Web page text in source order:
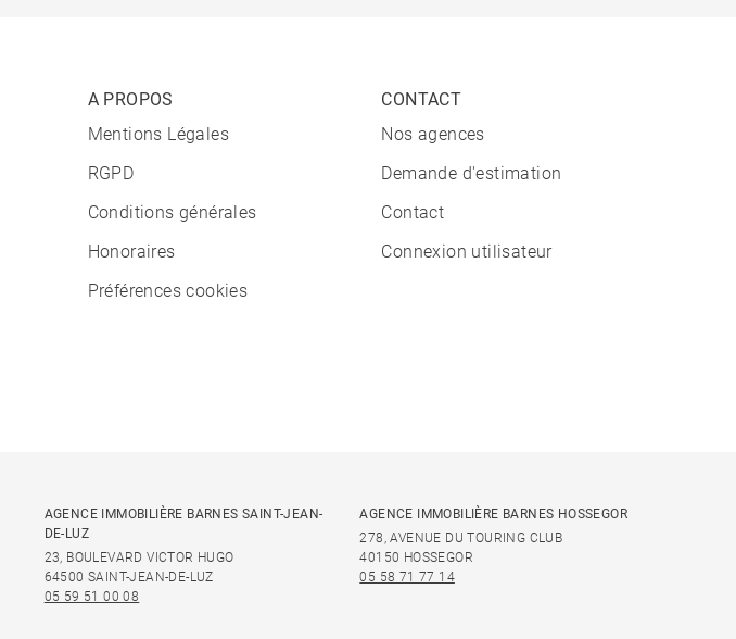
A PROPOS
Mentions Légales
RGPD
Conditions générales
Honoraires
Préférences cookies
CONTACT
Nos agences
Demande d'estimation
Contact
Connexion utilisateur
AGENCE IMMOBILIÈRE BARNES SAINT-JEAN-
DE-LUZ
23, BOULEVARD VICTOR HUGO
64500 SAINT-JEAN-DE-LUZ
05 59 51 00 08
AGENCE IMMOBILIÈRE BARNES HOSSEGOR
278, AVENUE DU TOURING CLUB
40150 HOSSEGOR
05 58 71 77 14